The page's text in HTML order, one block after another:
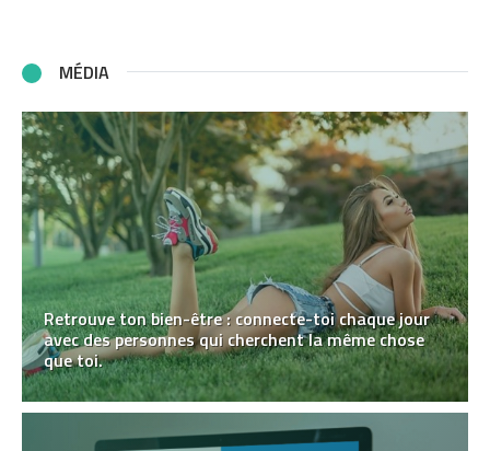
MÉDIA
Retrouve ton bien-être : connecte-toi chaque jour
avec des personnes qui cherchent la même chose
que toi.